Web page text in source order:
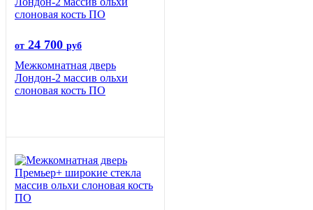
от 24 700 руб
Межкомнатная дверь
Лондон-2 массив ольхи
слоновая кость ПО